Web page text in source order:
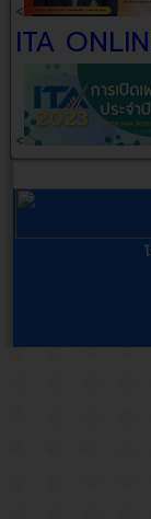
<
ITA
<